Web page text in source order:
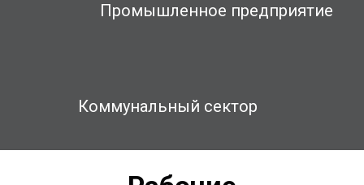
Промышленное предприятие
Коммунальный сектор